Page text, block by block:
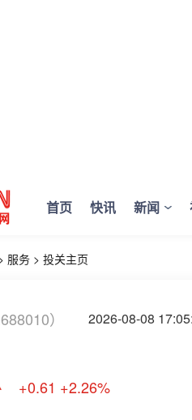
首页 快讯 新闻
服务 > 投关主页
） 2026-08-08
+0.61 +2.26%